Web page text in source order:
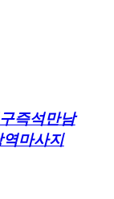
즉석만남
마사지